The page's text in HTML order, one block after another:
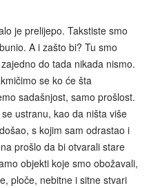
je prelijepo. Takstiste smo
A i zašto bi? Tu smo
do tada nikada nismo.
se ko će šta
sadašnjost, samo prošlost.
ustranu, kao da ništa više
s kojim sam odrastao i
prošlo da bi otvarali stare
objekti koje smo obožavali,
ploče, nebitne i sitne stvari